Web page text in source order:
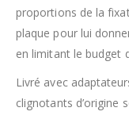
proportions de la
plaque pour lui
en limitant le budget
Livré avec
clignotants d’origine